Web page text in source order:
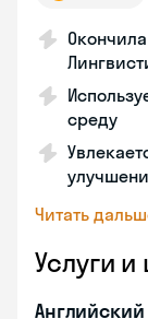
среду
Читать
Услуги